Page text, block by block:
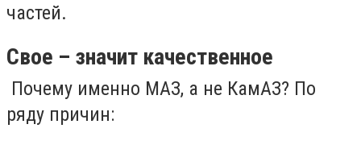
частей.
Свое – значит качественное
Почему именно МАЗ, а не КамАЗ? По
ряду причин: